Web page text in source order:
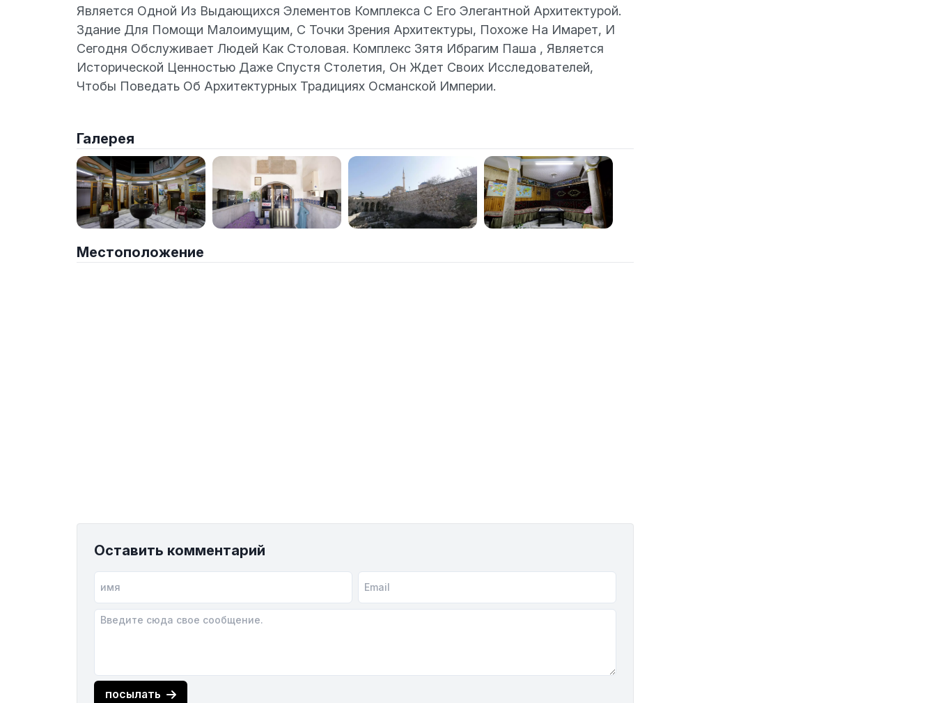
Является Одной Из Выдающихся Элементов Комплекса С Его Элегантной Архитектурой.
Здание Для Помoщи Малоимущим, С Точки Зрения Архитектуры, Похоже На Имарет, И
Сегодня Обслуживает Людей Как Столовая. Комплекс Зятя Ибрагим Паша , Является
Исторической Ценностью Даже Спустя Столетия, Он Ждет Своих Исследователей,
Чтобы Поведать Об Архитектурных Традициях Османской Империи.
Галерея
Местоположение
Оставить комментарий
посылать